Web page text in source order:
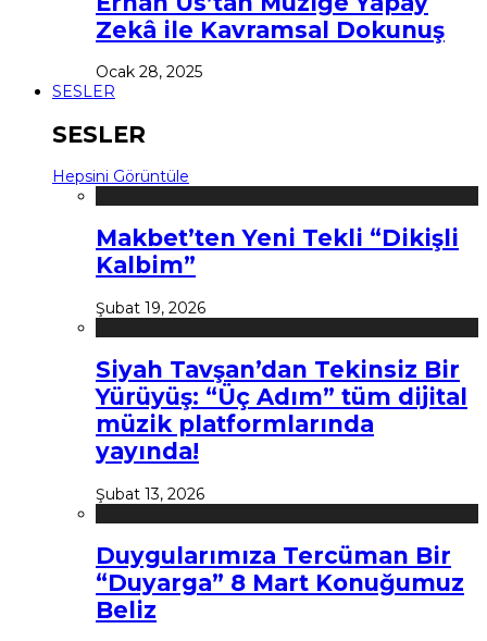
Zekâ ile Kavramsal Dokunuş
Ocak 28, 2025
SESLER
SESLER
Hepsini Görüntüle
Makbet’ten Yeni Tekli “Dikişli
Kalbim”
Şubat 19, 2026
Siyah Tavşan’dan Tekinsiz Bir
Yürüyüş: “Üç Adım” tüm dijital
müzik platformlarında
yayında!
Şubat 13, 2026
Duygularımıza Tercüman Bir
“Duyarga” 8 Mart Konuğumuz
Beliz